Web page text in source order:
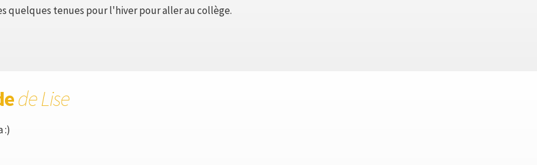
quelques tenues pour l'hiver pour aller au collège.
de Lise
:)